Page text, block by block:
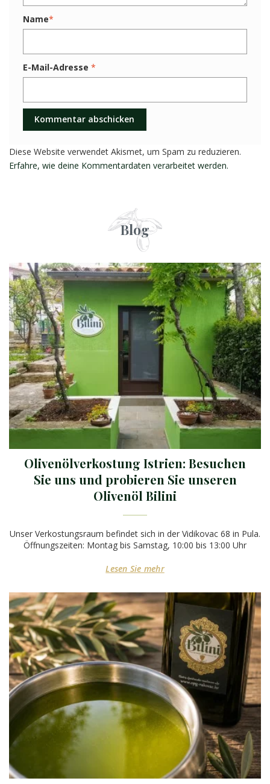
Name*
E-Mail-Adresse *
Diese Website verwendet Akismet, um Spam zu reduzieren.
Erfahre, wie deine Kommentardaten verarbeitet werden.
Blog
Olivenölverkostung Istrien: Besuchen
Sie uns und probieren Sie unseren
Olivenöl Bilini
Unser Verkostungsraum befindet sich in der Vidikovac 68 in Pula.
Öffnungszeiten: Montag bis Samstag, 10:00 bis 13:00 Uhr
Lesen Sie mehr